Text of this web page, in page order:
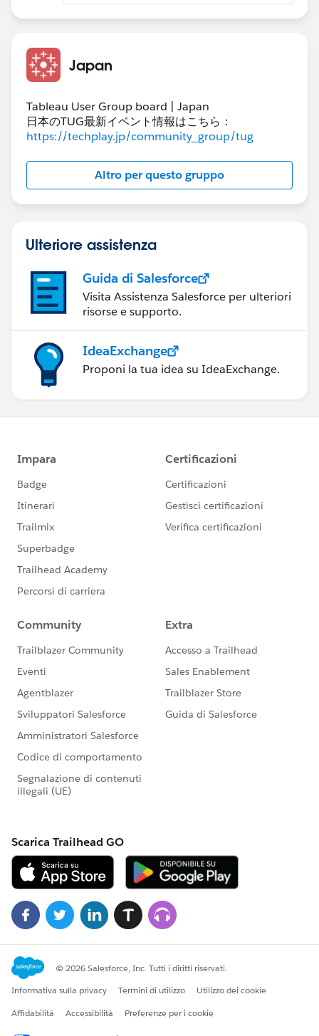
Japan
Tableau User Group board | Japan
日本のTUG最新イベント情報はこちら：
https://techplay.jp/community_group/tug
Altro per questo gruppo
Ulteriore assistenza
Guida di Salesforce
Visita Assistenza Salesforce per ulteriori
risorse e supporto.
IdeaExchange
Proponi la tua idea su IdeaExchange.